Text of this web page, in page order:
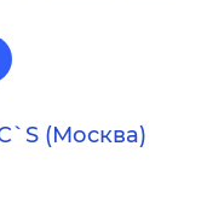
(Москва)